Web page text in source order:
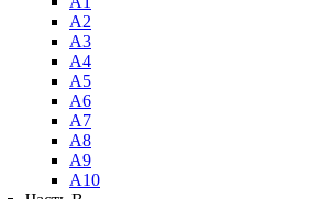
А2
А3
А4
А5
А6
А7
А8
А9
А10